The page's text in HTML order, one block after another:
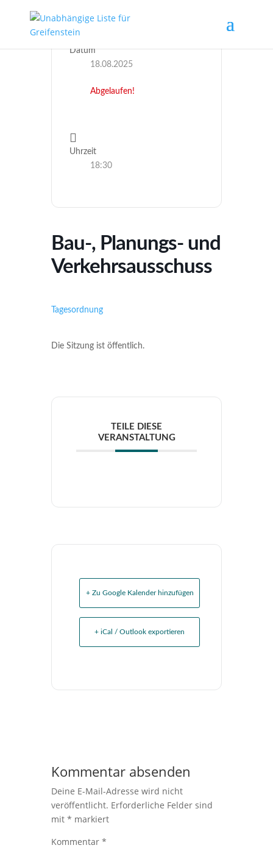
Datum
18.08.2025
Abgelaufen!
Uhrzeit
18:30
Bau-, Planungs- und
Verkehrsausschuss
Tagesordnung
Die Sitzung ist öffentlich.
TEILE DIESE
VERANSTALTUNG
+ Zu Google Kalender hinzufügen
+ iCal / Outlook exportieren
Kommentar absenden
Deine E-Mail-Adresse wird nicht
veröffentlicht. Erforderliche Felder sind
mit * markiert
Kommentar *